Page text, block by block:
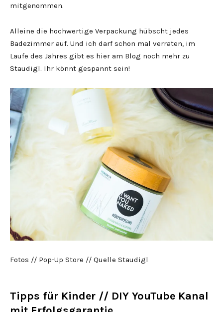
mitgenommen.
Alleine die hochwertige Verpackung hübscht jedes
Badezimmer auf. Und ich darf schon mal verraten, im
Laufe des Jahres gibt es hier am Blog noch mehr zu
Staudigl. Ihr könnt gespannt sein!
Fotos // Pop-Up Store // Quelle Staudigl
Tipps für Kinder // DIY YouTube Kanal